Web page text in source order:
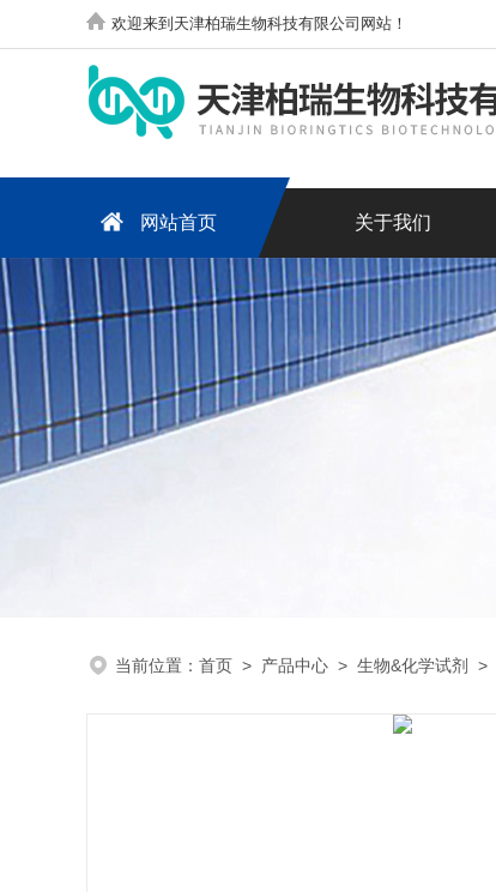
欢迎来到天津柏瑞生物科技有限公司网站！
网站首页 关于我们
当前位置： 首页 > 产品中心 > 生物&化学试剂 >